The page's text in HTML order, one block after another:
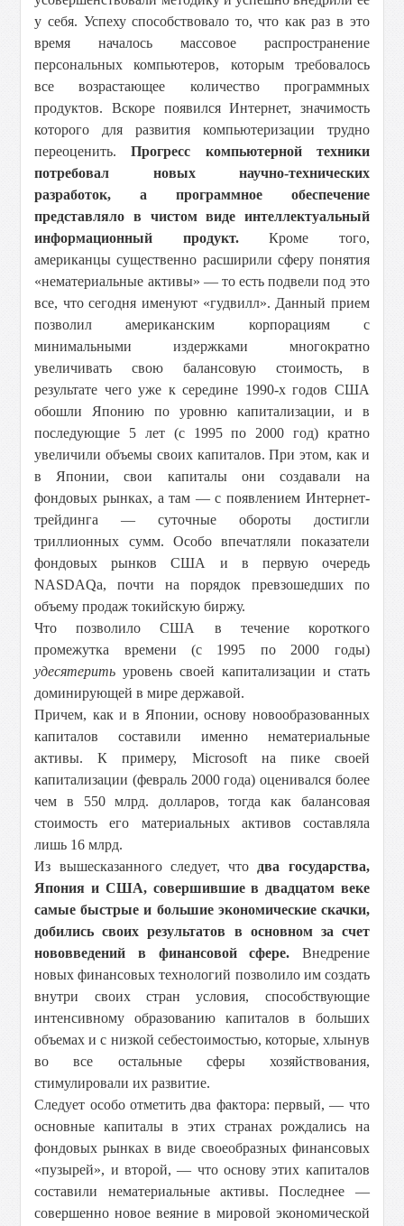
у себя. Успеху способствовало то, что как раз в это
время началось массовое распространение
персональных компьютеров, которым требовалось
все возрастающее количество программных
продуктов. Вскоре появился Интернет, значимость
которого для развития компьютеризации трудно
переоценить.Прогресс компьютерной техники
потребовал новых научно-технических
разработок, а программное обеспечение
представляло в чистом виде интеллектуальный
информационный продукт.Кроме того,
американцы существенно расширили сферу понятия
«нематериальные активы» — то есть подвели под это
все, что сегодня именуют «гудвилл». Данный прием
позволил американским корпорациям с
минимальными издержками многократно
увеличивать свою балансовую стоимость, в
результате чего уже к середине 1990-х годов США
обошли Японию по уровню капитализации, и в
последующие 5 лет (с 1995 по 2000 год) кратно
увеличили объемы своих капиталов. При этом, как и
в Японии, свои капиталы они создавали на
фондовых рынках, а там — с появлением Интернет-
трейдинга — суточные обороты достигли
триллионных сумм. Особо впечатляли показатели
фондовых рынков США и в первую очередь
NASDAQа, почти на порядок превзошедших по
объему продаж токийскую биржу.
Что позволило США в течение короткого
промежутка времени (с 1995 по 2000 годы)
удесятерить уровень своей капитализации и стать
доминирующей в мире державой.
Причем, как и в Японии, основу новообразованных
капиталов составили именно нематериальные
активы. К примеру, Microsoft на пике своей
капитализации (февраль 2000 года) оценивался более
чем в 550 млрд. долларов, тогда как балансовая
стоимость его материальных активов составляла
лишь 16 млрд.
Из вышесказанного следует, что два государства,
Япония и США, совершившие в двадцатом веке
самые быстрые и большие экономические скачки,
добились своих результатов в основном за счет
нововведений в финансовой сфере. Внедрение
новых финансовых технологий позволило им создать
внутри своих стран условия, способствующие
интенсивному образованию капиталов в больших
объемах и с низкой себестоимостью, которые, хлынув
во все остальные сферы хозяйствования,
стимулировали их развитие.
Следует особо отметить два фактора: первый, — что
основные капиталы в этих странах рождались на
фондовых рынках в виде своеобразных финансовых
«пузырей», и второй, — что основу этих капиталов
составили нематериальные активы. Последнее —
совершенно новое веяние в мировой экономической